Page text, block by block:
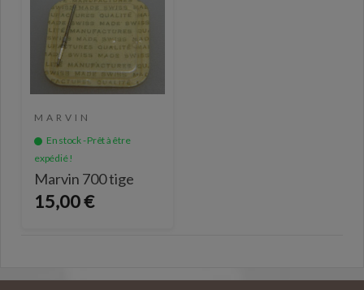
MARVIN
En stock - Prêt à être
expédié !
Marvin 700 tige
15,00 €